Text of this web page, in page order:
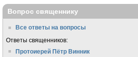
Вопрос священнику
Все ответы на вопросы
Ответы священников:
Протоиерей Пётр Винник